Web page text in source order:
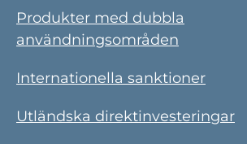
Produkter med dubbla
användningsområden
Internationella sanktioner
Utländska direktinvesteringar